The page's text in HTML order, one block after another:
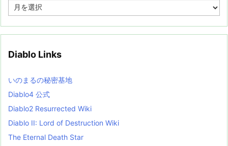
e
i
s
t
Diablo Links
いのまるの秘密基地
Diablo4 公式
Diablo2 Resurrected Wiki
Diablo II: Lord of Destruction Wiki
The Eternal Death Star